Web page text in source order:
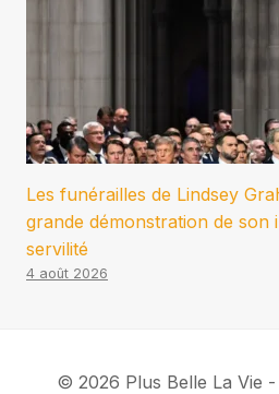
Les funérailles de Lindsey
grande démonstration de son
servilité
4 août 2026
© 2026 Plus Belle La Vie